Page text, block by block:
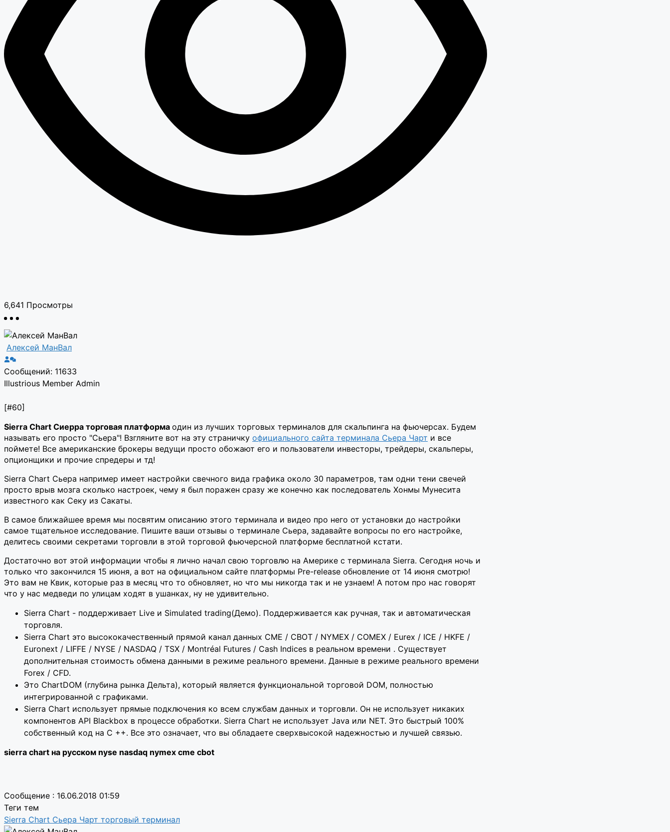
6,641 Просмотры
Алексей МанВал
Сообщений: 11633
Illustrious Member Admin
[#60]
Sierra Chart Cиерра торговая платформа один из лучших торговых терминалов для скальпинга на фьючерсах. Будем
называть его просто "Сьера"! Взгляните вот на эту страничку официального сайта терминала Сьера Чарт и все
поймете! Все американские брокеры ведущи просто обожают его и пользователи инвесторы, трейдеры, скальперы,
опционщики и прочие спредеры и тд!
Sierra Chart Сьера например имеет настройки свечного вида графика около 30 параметров, там одни тени свечей
просто врыв мозга сколько настроек, чему я был поражен сразу же конечно как последователь Хонмы Мунесита
известного как Секу из Сакаты.
В самое ближайшее время мы посвятим описанию этого терминала и видео про него от установки до настройки
самое тщательное исследование. Пишите ваши отзывы о терминале Сьера, задавайте вопросы по его настройке,
делитесь своими секретами торговли в этой торговой фьючерсной платформе бесплатной кстати.
Достаточно вот этой информации чтобы я лично начал свою торговлю на Америке с терминала Sierra. Сегодня ночь и
только что закончился 15 июня, а вот на официальном сайте платформы Pre-release обновление от 14 июня смотрю!
Это вам не Квик, которые раз в месяц что то обновляет, но что мы никогда так и не узнаем! А потом про нас говорят
что у нас медведи по улицам ходят в ушанках, ну не удивительно.
Sierra Chart - поддерживает Live и Simulated trading(Демо). Поддерживается как ручная, так и автоматическая
торговля.
Sierra Chart это высококачественный прямой канал данных CME / CBOT / NYMEX / COMEX / Eurex / ICE / HKFE /
Euronext / LIFFE / NYSE / NASDAQ / TSX / Montréal Futures / Cash Indices в реальном времени . Существует
дополнительная стоимость обмена данными в режиме реального времени. Данные в режиме реального времени
Forex / CFD.
Это ChartDOM (глубина рынка Дельта), который является функциональной торговой DOM, полностью
интегрированной с графиками.
Sierra Chart использует прямые подключения ко всем службам данных и торговли. Он не использует никаких
компонентов API Blackbox в процессе обработки. Sierra Chart не использует Java или NET. Это быстрый 100%
собственный код на C ++. Все это означает, что вы обладаете сверхвысокой надежностью и лучшей связью.
sierra chart на русском nyse nasdaq nymex cme cbot
Сообщение : 16.06.2018 01:59
Теги тем
Sierra Chart Сьера Чарт торговый терминал